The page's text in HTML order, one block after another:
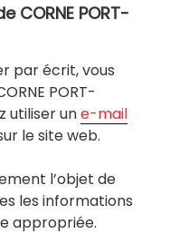
CORNE PORT-
par écrit, vous
PORT-
utiliser une-mail
le site web.
l’objet de
les informations
appropriée.